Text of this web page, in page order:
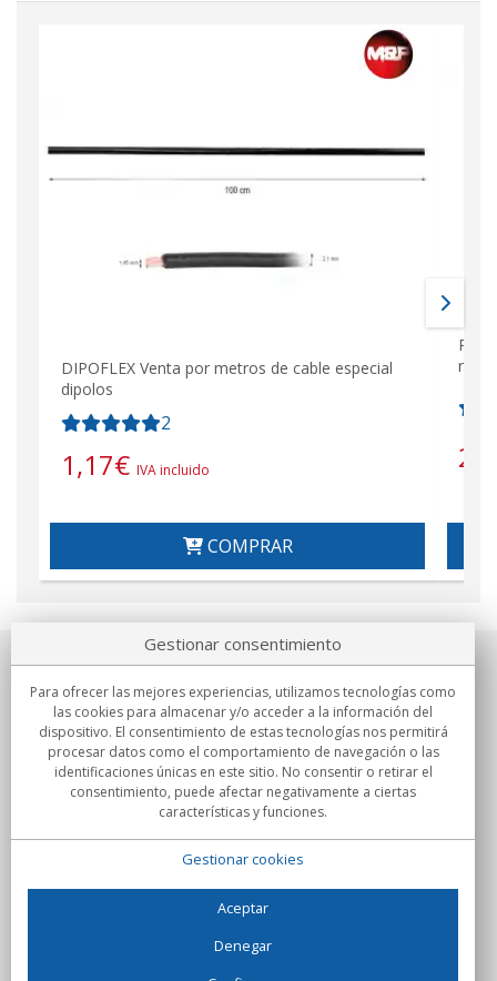
DIPOFLEX Venta por metros de cable especial
dipolos
2
1,17€ IVA incluido
COMPRAR
Sobre nosotros
Compromisos
Compras
Gestionar consentimiento
Para ofrecer las mejores experiencias, utilizamos tecnologías como
las cookies para almacenar y/o acceder a la información del
dispositivo. El consentimiento de estas tecnologías nos permitirá
procesar datos como el comportamiento de navegación o las
identificaciones únicas en este sitio. No consentir o retirar el
consentimiento, puede afectar negativamente a ciertas
características y funciones.
Gestionar cookies
Aceptar
Denegar